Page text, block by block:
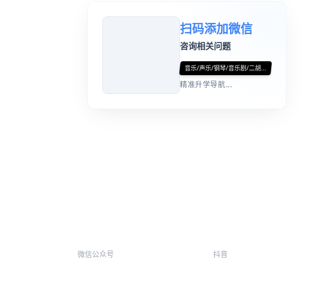
扫码添加微信
咨询相关问题
音乐/声乐/钢琴/音乐剧/二胡...
精准升学导航...
微信公众号 抖音